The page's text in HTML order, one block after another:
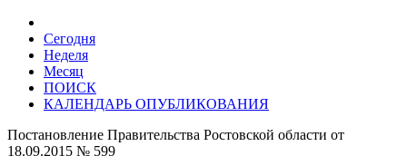
Сегодня
Неделя
Месяц
ПОИСК
КАЛЕНДАРЬ ОПУБЛИКОВАНИЯ
Постановление Правительства Ростовской области от
18.09.2015 № 599